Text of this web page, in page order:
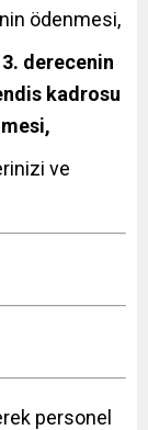
ödenmesi,
3. derecenin
kadrosu
ve
personel